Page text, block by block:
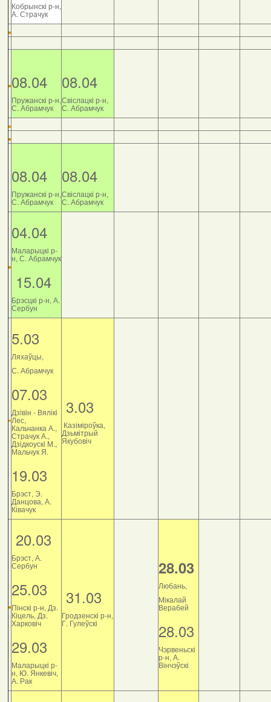
Кобрынскі р-н,
А. Страчук
08.04
Пружанскі р-н,
С. Абрамчук
08.04
Свіслацкі р-н,
С. Абрамчук
08.04
Пружанскі р-н,
С. Абрамчук
08.04
Свіслацкі р-н,
С. Абрамчук
04.04
Маларыцкі р-
н, С. Абрамчук
15.04
Брэсцкі р-н, А.
Сербун
5.03
Ляхаўцы,
С. Абрамчук
07.03
Дзiвiн - Вялiкi
Лес,
Кальчанка А.,
Страчук А.,
Дзiдкоускi М.,
Мальчук Я.
19.03
Брэст, Э.
Данцова, А.
Ківачук
3.03
Казіміроўка,
Дзьмітрый
Якубовіч
20.03
Брэст, А.
Сербун
25.03
Пінскі р-н, Дз.
Кіцель, Дз.
Харковіч
29.03
Маларыцкі р-
н, Ю. Янкевіч,
А. Рак
31.03
Гродзенскі р-н,
Г. Гулеўскі
28.03
Любань,
Мікалай
Верабей
28.03
Чэрвеньскі
р-н, А.
Вінчэўскі